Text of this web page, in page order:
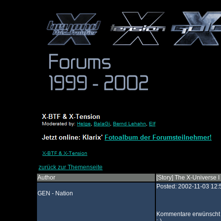
zurück zur Themenseite
Author
[Story] The X-Universe I
GEN - Nation
Posted: 2002-11-03
Kommentare erwünscht